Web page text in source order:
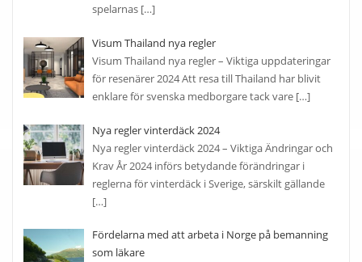
spelarnas […]
Visum Thailand nya regler
Visum Thailand nya regler – Viktiga uppdateringar
för resenärer 2024 Att resa till Thailand har blivit
enklare för svenska medborgare tack vare […]
Nya regler vinterdäck 2024
Nya regler vinterdäck 2024 – Viktiga Ändringar och
Krav År 2024 införs betydande förändringar i
reglerna för vinterdäck i Sverige, särskilt gällande
[…]
Fördelarna med att arbeta i Norge på bemanning
som läkare